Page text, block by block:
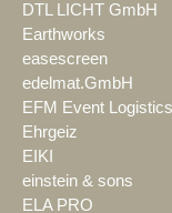
DTL LICHT GmbH
Earthworks
easescreen
edelmat.GmbH
EFM Event Logistics
Ehrgeiz
EIKI
einstein & sons
ELA PRO